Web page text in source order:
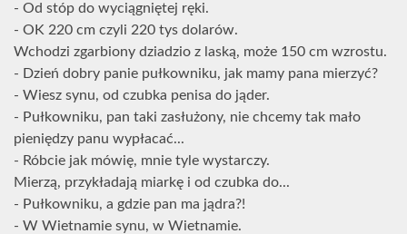
- Od stóp do wyciągniętej ręki.
- OK 220 cm czyli 220 tys dolarów.
Wchodzi zgarbiony dziadzio z laską, może 150 cm wzrostu.
- Dzień dobry panie pułkowniku, jak mamy pana mierzyć?
- Wiesz synu, od czubka penisa do jąder.
- Pułkowniku, pan taki zasłużony, nie chcemy tak mało
pieniędzy panu wypłacać...
- Róbcie jak mówię, mnie tyle wystarczy.
Mierzą, przykładają miarkę i od czubka do...
- Pułkowniku, a gdzie pan ma jądra?!
- W Wietnamie synu, w Wietnamie.